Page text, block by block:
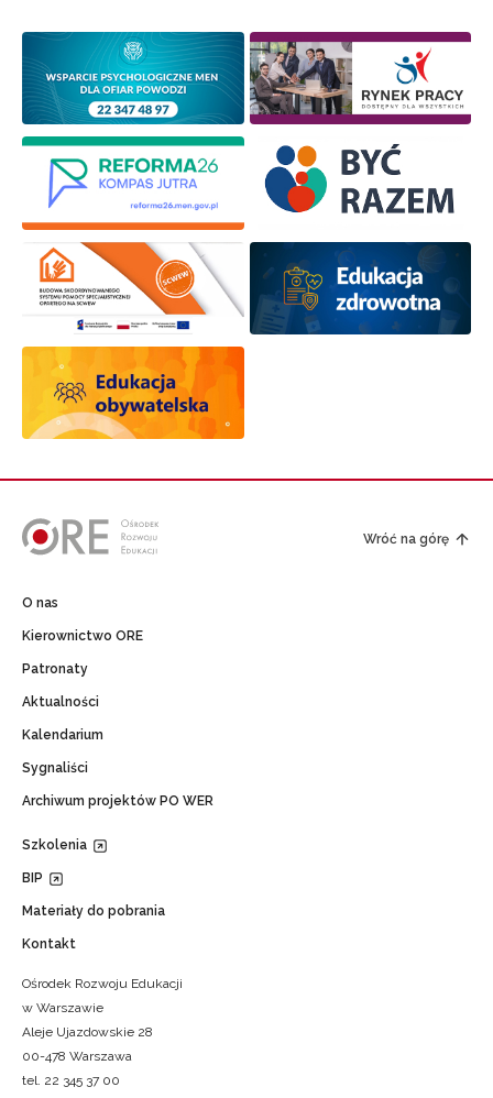
Wróć na górę
O nas
Kierownictwo ORE
Patronaty
Aktualności
Kalendarium
Sygnaliści
Archiwum projektów PO WER
Szkolenia
BIP
Materiały do pobrania
Kontakt
Ośrodek Rozwoju Edukacji
w Warszawie
Aleje Ujazdowskie 28
00-478 Warszawa
tel. 22 345 37 00